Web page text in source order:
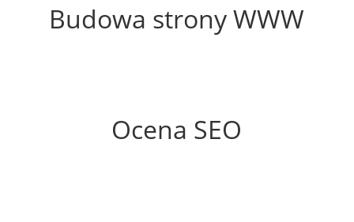
Budowa strony WWW
Ocena SEO